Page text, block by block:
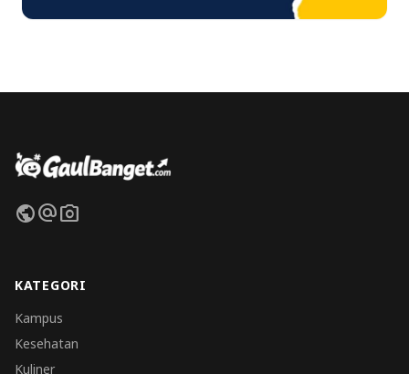
publicalternate_emailphoto_camera
KATEGORI
Kampus
Kesehatan
Kuliner